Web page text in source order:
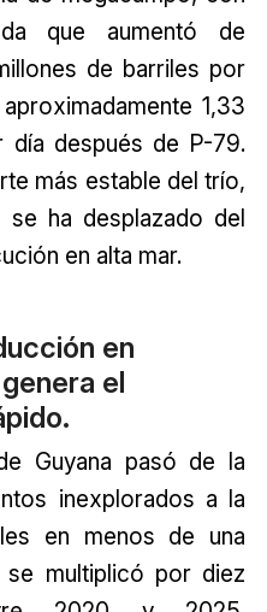
que aumentó de
de barriles por
1,33
día después de P-79.
más estable del trío,
ha desplazado del
en alta mar.
en
el
Guyana pasó de la
inexplorados a la
en menos de una
se multiplicó por diez